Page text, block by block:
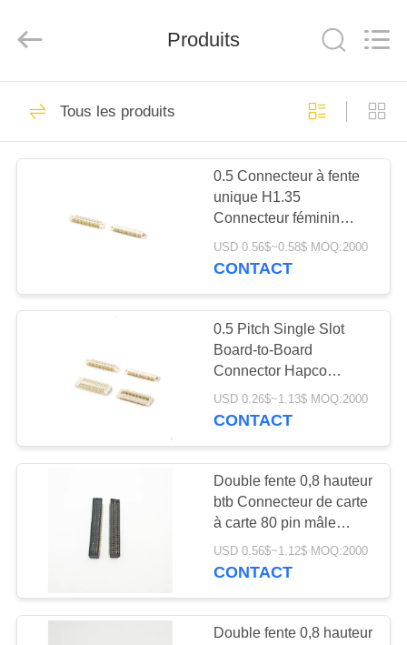
MAISON
PRODUITS
NOUS
D'USINE
CONTRÔLE
DE
QUALITÉ
CONTACTEZ-
NOUS
2019
Electronic
cable connecteur de
conseil pour
embarquer le
connecteur
79
type connecteur
d'usb de c
17
Produits
Tous les produits
0.5 Connecteur à fente
unique H1.35
Connecteur féminin
AXK5F22347YG
Remplacement
USD 0.56$~0.58$ MOQ:2000
CONTACT
0.5 Pitch Single Slot
Board-to-Board
Connector Hapco
1.5H2.0H2.5H
Remplacement de la
USD 0.26$~1.13$ MOQ:2000
CONTACT
Double fente 0,8 hauteur
btb Connecteur de carte
à carte 80 pin mâle
femelle hauteur de bloc
6,5 mmH Terminal SMD
USD 0.56$~1.12$ MOQ:2000
CONTACT
Double fente 0,8 hauteur